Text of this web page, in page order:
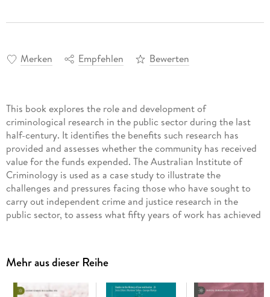
Merken Empfehlen Bewerten
This book explores the role and development of
criminological research in the public sector during the last
half-century. It identifies the benefits such research has
provided and assesses whether the community has received
value for the funds expended. The Australian Institute of
Criminology is used as a case study to illustrate the
challenges and pressures facing those who have sought to
carry out independent crime and justice research in the
public sector, to assess what fifty years of work has achieved
analysis, interviews with current and previous staff and the
perspectives of scholars in comparable institutions globally.
It presents new historical information as well as current and
Mehr aus dieser Reihe